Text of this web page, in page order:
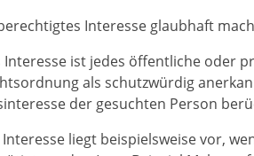
Interesse glaubhaft
Interesse ist jedes öffentliche oder
als schutzwürdig
der gesuchten Person
liegt beispielsweise vor,